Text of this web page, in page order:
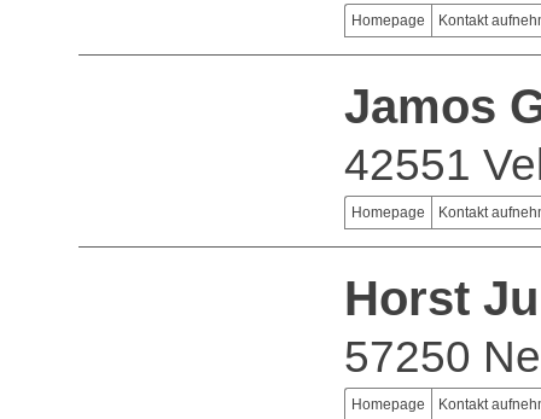
Homepage Kontakt
Jamos
42551
Homepage Kontakt
Horst
57250
Homepage Kontakt